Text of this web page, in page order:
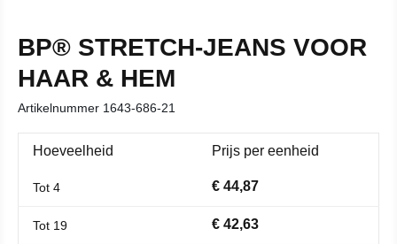
BP® STRETCH-JEANS VOOR
HAAR & HEM
Artikelnummer 1643-686-21
Hoeveelheid Prijs per eenheid
Tot 4 € 44,87
Tot 19 € 42,63